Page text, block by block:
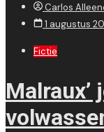
Carlos
1 augustus
Fictie
Malraux’